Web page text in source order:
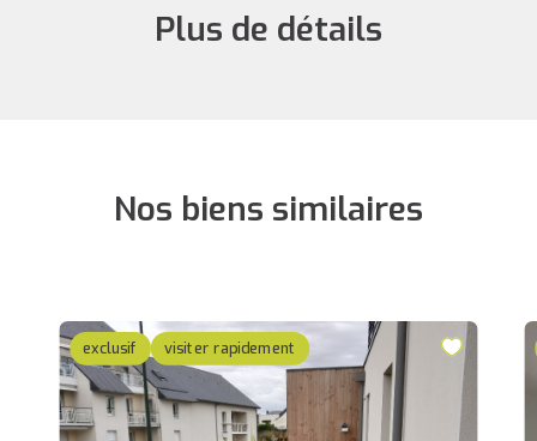
Plus de détails
Nos biens similaires
exclusif visiter rapidement